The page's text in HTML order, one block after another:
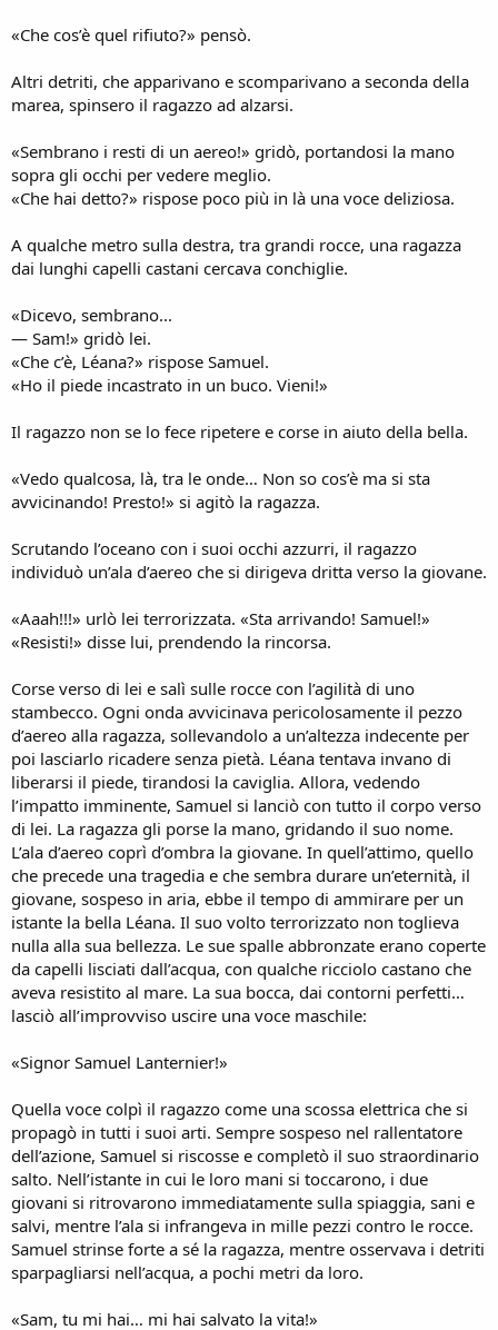
«Che cos’è quel rifiuto?» pensò.
Altri detriti, che apparivano e scomparivano a seconda della
marea, spinsero il ragazzo ad alzarsi.
«Sembrano i resti di un aereo!» gridò, portandosi la mano
sopra gli occhi per vedere meglio.
«Che hai detto?» rispose poco più in là una voce deliziosa.
A qualche metro sulla destra, tra grandi rocce, una ragazza
dai lunghi capelli castani cercava conchiglie.
«Dicevo, sembrano...
— Sam!» gridò lei.
«Che c’è, Léana?» rispose Samuel.
«Ho il piede incastrato in un buco. Vieni!»
Il ragazzo non se lo fece ripetere e corse in aiuto della bella.
«Vedo qualcosa, là, tra le onde… Non so cos’è ma si sta
avvicinando! Presto!» si agitò la ragazza.
Scrutando l’oceano con i suoi occhi azzurri, il ragazzo
individuò un’ala d’aereo che si dirigeva dritta verso la giovane.
«Aaah!!!» urlò lei terrorizzata. «Sta arrivando! Samuel!»
«Resisti!» disse lui, prendendo la rincorsa.
Corse verso di lei e salì sulle rocce con l’agilità di uno
stambecco. Ogni onda avvicinava pericolosamente il pezzo
d’aereo alla ragazza, sollevandolo a un’altezza indecente per
poi lasciarlo ricadere senza pietà. Léana tentava invano di
liberarsi il piede, tirandosi la caviglia. Allora, vedendo
l’impatto imminente, Samuel si lanciò con tutto il corpo verso
di lei. La ragazza gli porse la mano, gridando il suo nome.
L’ala d’aereo coprì d’ombra la giovane. In quell’attimo, quello
che precede una tragedia e che sembra durare un’eternità, il
giovane, sospeso in aria, ebbe il tempo di ammirare per un
istante la bella Léana. Il suo volto terrorizzato non toglieva
nulla alla sua bellezza. Le sue spalle abbronzate erano coperte
da capelli lisciati dall’acqua, con qualche ricciolo castano che
aveva resistito al mare. La sua bocca, dai contorni perfetti…
lasciò all’improvviso uscire una voce maschile:
«Signor Samuel Lanternier!»
Quella voce colpì il ragazzo come una scossa elettrica che si
propagò in tutti i suoi arti. Sempre sospeso nel rallentatore
dell’azione, Samuel si riscosse e completò il suo straordinario
salto. Nell’istante in cui le loro mani si toccarono, i due
giovani si ritrovarono immediatamente sulla spiaggia, sani e
salvi, mentre l’ala si infrangeva in mille pezzi contro le rocce.
Samuel strinse forte a sé la ragazza, mentre osservava i detriti
sparpagliarsi nell’acqua, a pochi metri da loro.
«Sam, tu mi hai… mi hai salvato la vita!»